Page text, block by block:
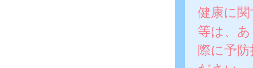
健康に
等は、
際に予